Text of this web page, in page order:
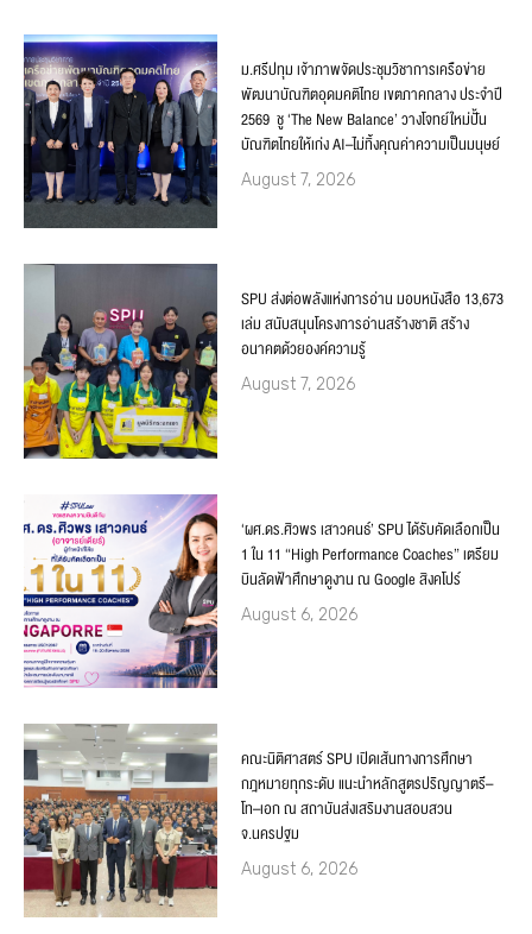
ม.ศรีปทุม เจ้าภาพจัดประชุมวิชาการเครือข่าย
พัฒนาบัณฑิตอุดมคติไทย เขตภาคกลาง ประจำปี
2569 ชู ‘The New Balance’ วางโจทย์ใหม่ปั้น
บัณฑิตไทยให้เก่ง AI–ไม่ทิ้งคุณค่าความเป็นมนุษย์
August 7, 2026
SPU ส่งต่อพลังแห่งการอ่าน มอบหนังสือ 13,673
เล่ม สนับสนุนโครงการอ่านสร้างชาติ สร้าง
อนาคตด้วยองค์ความรู้
August 7, 2026
‘ผศ.ดร.ศิวพร เสาวคนธ์’ SPU ได้รับคัดเลือกเป็น
1 ใน 11 “High Performance Coaches” เตรียม
บินลัดฟ้าศึกษาดูงาน ณ Google สิงคโปร์
August 6, 2026
คณะนิติศาสตร์ SPU เปิดเส้นทางการศึกษา
กฎหมายทุกระดับ แนะนำหลักสูตรปริญญาตรี–
โท–เอก ณ สถาบันส่งเสริมงานสอบสวน
จ.นครปฐม
August 6, 2026